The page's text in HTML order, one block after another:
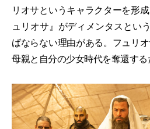
リオサというキャラクターを形
ュリオサ』がディメンタスとい
ばならない理由がある。フュリ
母親と自分の少女時代を奪還する